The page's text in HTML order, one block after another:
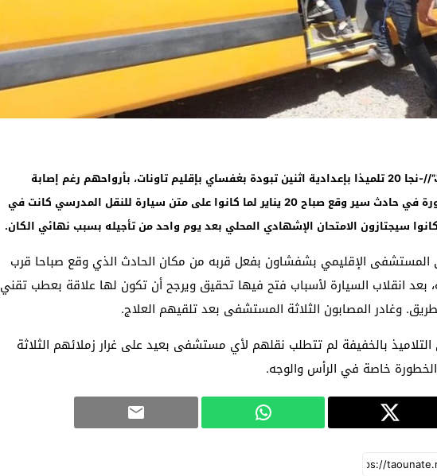
حميد الأبيض-فاس:”تاونات نت”//-نجا 20 تلميذا بإعدادية اثنين تبودة بغفساي بإقليم تاونات، بأرواحهم رغم إصابة
بعضهم بجروح متفاوتة الخطورة في حادث سير وقع صباح 20 يناير لما كانوا على متن سيارة للنقل المدرسي كانت في
سيجتازون الامتحان الإشهادي المحلي بعد يوم واحد من تأجيله بسبب نهائي الكان.
المستشفى الإقليمي بشفشاون بفعل قربه من مكان الحادث الذي وقع صباحا قرب
بعد انقلاب السيارة لأسباب فتح فيها تحقيق ويرجح أن تكون لها علاقة بعطب تقني
وغادر المصابون الثلاثة المستشفى بعد تلقيهم العلاج.
بالخفيفة لم تتطلب نقلهم لأي مستشفى بعيد على غرار زملائهم الثلاثة
خاصة في الرأس والوجه.